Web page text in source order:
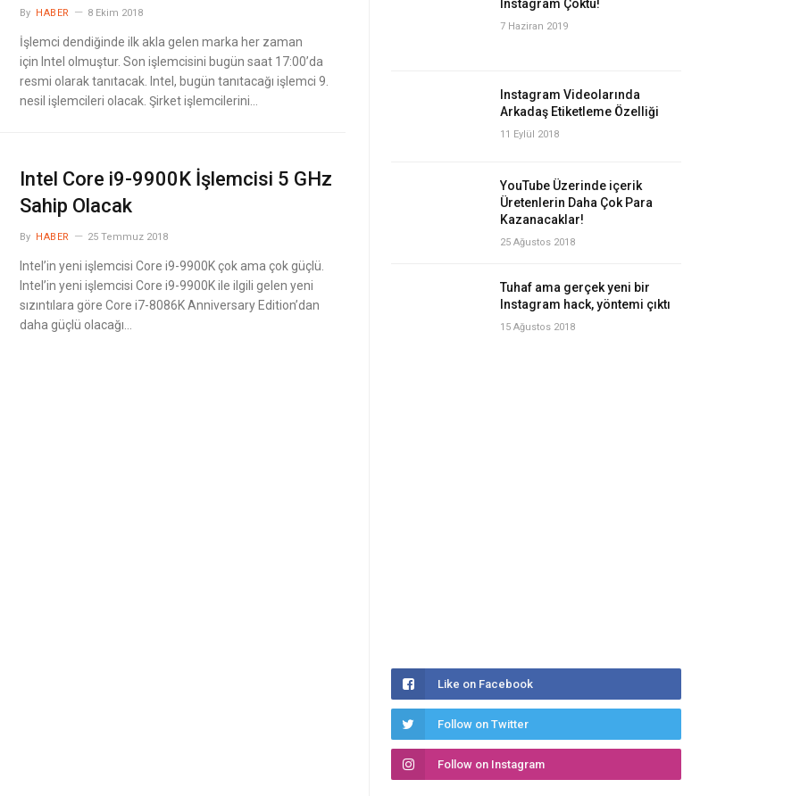
By HABER 8 Ekim 2018
İşlemci dendiğinde ilk akla gelen marka her zaman
için Intel olmuştur. Son işlemcisini bugün saat 17:00’da
resmi olarak tanıtacak. Intel, bugün tanıtacağı işlemci 9.
nesil işlemcileri olacak. Şirket işlemcilerini…
Intel Core i9-9900K İşlemcisi 5 GHz
Sahip Olacak
By HABER 25 Temmuz 2018
Intel’in yeni işlemcisi Core i9-9900K çok ama çok güçlü.
Intel’in yeni işlemcisi Core i9-9900K ile ilgili gelen yeni
sızıntılara göre Core i7-8086K Anniversary Edition’dan
daha güçlü olacağı…
Instagram Çöktü!
7 Haziran 2019
Instagram Videolarında
Arkadaş Etiketleme Özelliği
11 Eylül 2018
YouTube Üzerinde içerik
Üretenlerin Daha Çok Para
Kazanacaklar!
25 Ağustos 2018
Tuhaf ama gerçek yeni bir
Instagram hack, yöntemi çıktı
15 Ağustos 2018
Like on Facebook
Follow on Twitter
Follow on Instagram